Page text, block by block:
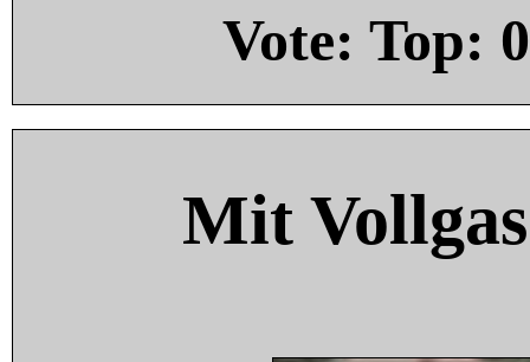
Vote: Top: 0
Mit